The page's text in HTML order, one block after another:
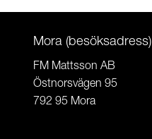
Mora (besöksadress)
FM Mattsson AB
Östnorsvägen 95
792 95 Mora